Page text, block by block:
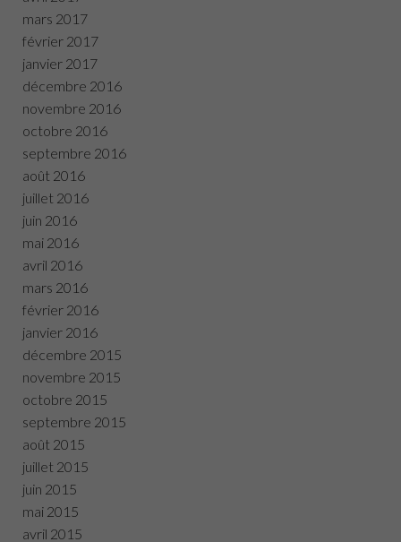
mars 2017
février 2017
janvier 2017
décembre 2016
novembre 2016
octobre 2016
septembre 2016
août 2016
juillet 2016
juin 2016
mai 2016
avril 2016
mars 2016
février 2016
janvier 2016
décembre 2015
novembre 2015
octobre 2015
septembre 2015
août 2015
juillet 2015
juin 2015
mai 2015
avril 2015